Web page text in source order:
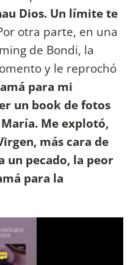
Dios. Un límite te
otra parte, en una
de Bondi, la
y le reprochó
para mi
un book de fotos
Me explotó,
más cara de
un pecado, la peor
para la